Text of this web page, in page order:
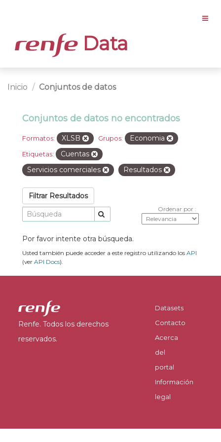
Data
Inicio Conjuntos de datos
Conjuntos de datos no encontrados
Formatos: XLSB Grupos: Economia
Etiquetas:
Cuentas
Servicios comerciales
Resultados
Filtrar Resultados
Ordenar por
Por favor intente otra búsqueda.
Usted también puede acceder a este registro utilizando los API
(ver API Docs).
Renfe. Todos los derechos
reservados.
Datasets
Contacto
Acerca
del
portal
Información
legal